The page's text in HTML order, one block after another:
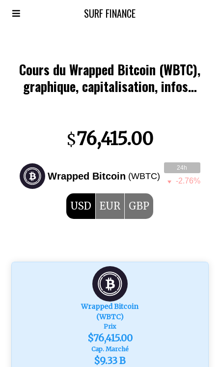
SURF FINANCE
Cours du Wrapped Bitcoin (WBTC),
graphique, capitalisation, infos…
$76,415.00
Wrapped Bitcoin (WBTC)
24h
-2.76%
USD EUR GBP
Wrapped Bitcoin
(WBTC)
Prix
$76,415.00
Cap. Marché
$9.33 B